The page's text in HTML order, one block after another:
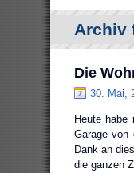
Archiv
Die
30. Mai,
Heute
Garage von
Dank an
die ganzen